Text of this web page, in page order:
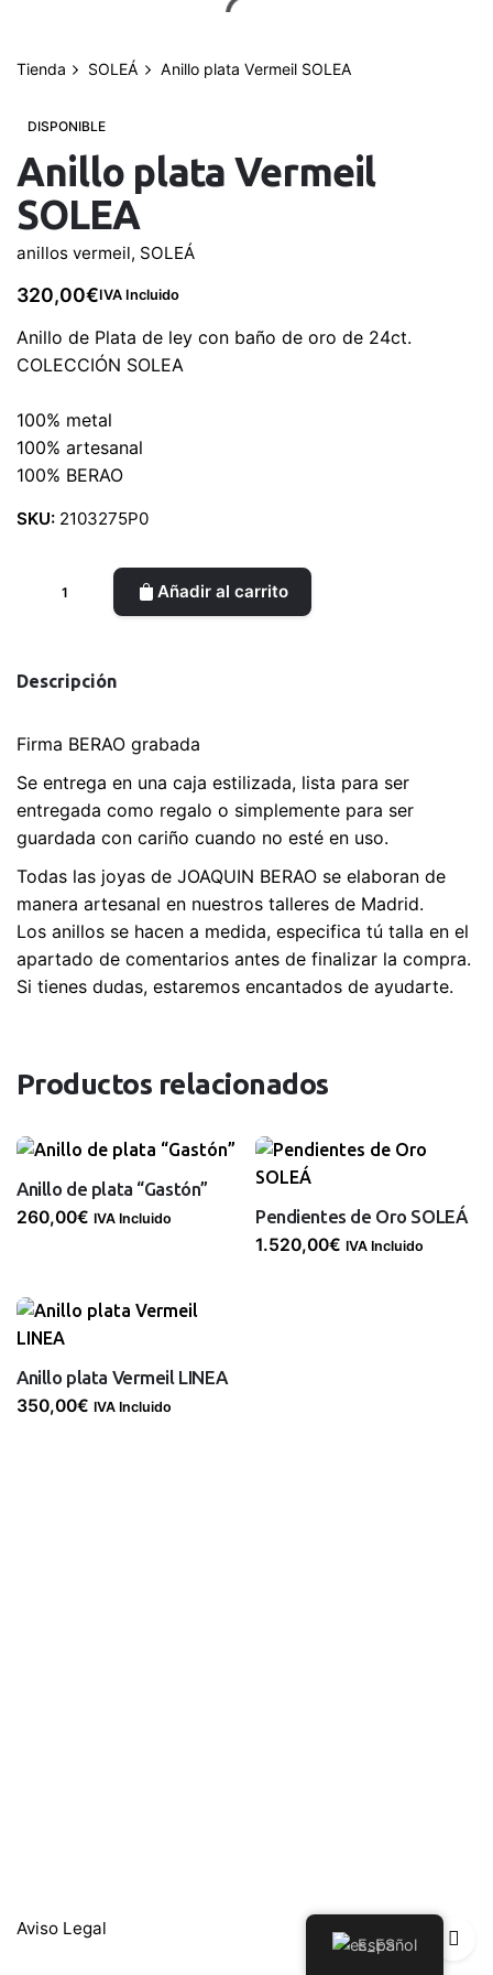
contenido
Tienda SOLEÁ Anillo plata Vermeil SOLEA
DISPONIBLE
Anillo plata Vermeil
SOLEA
anillos vermeil, SOLEÁ
320,00€IVA Incluido
Anillo de Plata de ley con baño de oro de 24ct.
COLECCIÓN SOLEA
100% metal
100% artesanal
100% BERAO
SKU: 2103275P0
cantidad
Añadir al carrito
Descripción
Firma BERAO grabada
Se entrega en una caja estilizada, lista para ser
entregada como regalo o simplemente para ser
guardada con cariño cuando no esté en uso.
Todas las joyas de JOAQUIN BERAO se elaboran de
manera artesanal en nuestros talleres de Madrid.
Los anillos se hacen a medida, especifica tú talla en el
apartado de comentarios antes de finalizar la compra.
Si tienes dudas, estaremos encantados de ayudarte.
Productos relacionados
Anillo de plata “Gastón”
260,00€ IVA Incluido
Pendientes de Oro SOLEÁ
1.520,00€ IVA Incluido
Anillo plata Vermeil LINEA
350,00€ IVA Incluido
Aviso Legal
Español